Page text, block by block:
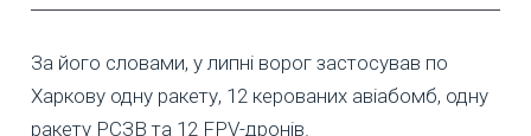
За його словами, у липні ворог застосував по
Харкову одну ракету, 12 керованих авіабомб, одну
ракету РСЗВ та 12 FPV-дронів.